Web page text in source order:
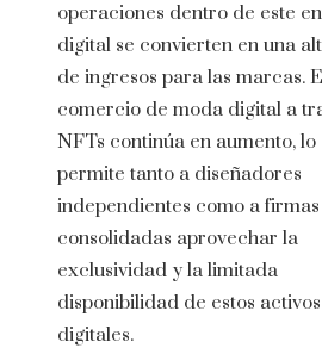
operaciones dentro de este
digital se convierten en una
de ingresos para las marcas.
comercio de moda digital a
NFTs continúa en aumento, lo
permite tanto a diseñadores
independientes como a firmas
consolidadas aprovechar la
exclusividad y la limitada
disponibilidad de estos activos
digitales.